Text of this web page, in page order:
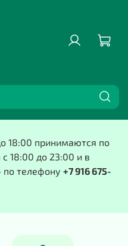
18:00 принимаются по
с 18:00 до 23:00 и в
телефону +7 916 675-